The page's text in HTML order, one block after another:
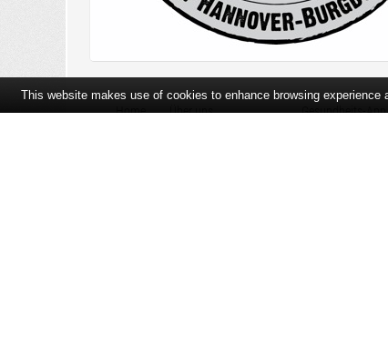
Home Über uns Gesundheits-App
This website makes use of cookies to enhance browsing experience